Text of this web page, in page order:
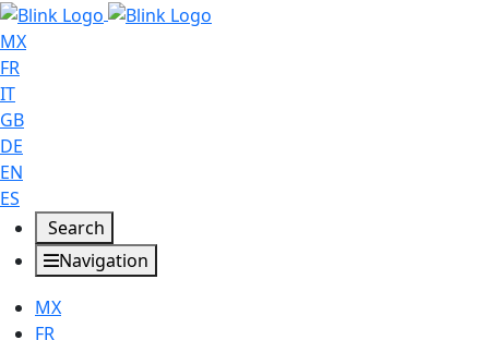
MX
FR
IT
GB
DE
EN
ES
Search
Navigation
MX
FR